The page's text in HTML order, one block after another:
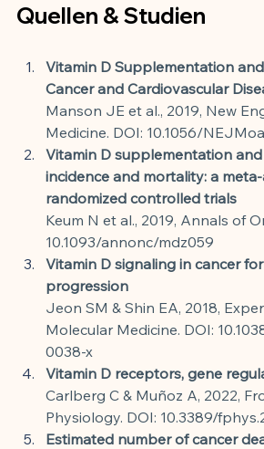
Quellen & Studien
Vitamin D Supplementation
Cancer and Cardiovascular
Manson JE et al., 2019, New
Medicine. DOI: 10.1056/
Vitamin D supplementation
incidence and mortality: a
randomized controlled trials
Keum N et al., 2019, Annals of
10.1093/annonc/mdz059
Vitamin D signaling in cancer
progression
Jeon SM & Shin EA, 2018,
Molecular Medicine. DOI:
0038-x
Vitamin D receptors, gene
Carlberg C & Muñoz A, 2022,
Physiology. DOI: 10.3389/
Estimated number of cancer